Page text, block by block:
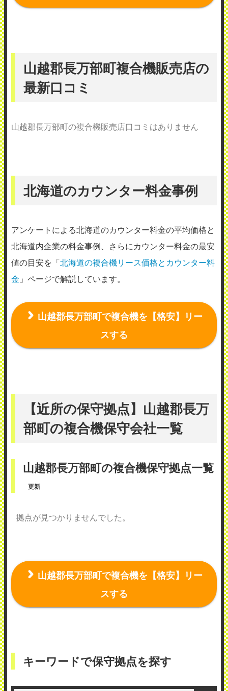
山越郡長万部町複合機販売店の
最新口コミ
山越郡長万部町の複合機販売店口コミはありません
北海道のカウンター料金事例
アンケートによる北海道のカウンター料金の平均価格と
北海道内企業の料金事例、さらにカウンター料金の最安
値の目安を「北海道の複合機リース価格とカウンター料
金 」ページで解説しています。
山越郡長万部町で複合機を【格安】リー
スする
【近所の保守拠点】山越郡長万
部町の複合機保守会社一覧
山越郡長万部町の複合機保守拠点一覧
更新
拠点が見つかりませんでした。
山越郡長万部町で複合機を【格安】リー
スする
キーワードで保守拠点を探す